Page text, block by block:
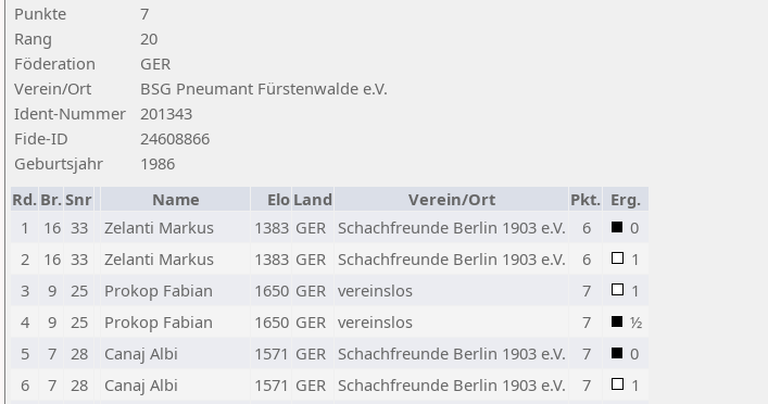
Punkte
7
Rang
20
Föderation
GER
Verein/Ort
BSG Pneumant Fürstenwalde e.V.
Ident-Nummer
201343
Fide-ID
24608866
Geburtsjahr
1986
Rd. Br.Snr Name Elo Land Verein/Ort Pkt. Erg.
1
16 33 Zelanti Markus 1383 GER Schachfreunde Berlin 1903 e.V. 6
0
2
16 33 Zelanti Markus 1383 GER Schachfreunde Berlin 1903 e.V. 6
1
3
9 25 Prokop Fabian 1650 GER vereinslos 7
1
4
9 25 Prokop Fabian 1650 GER vereinslos 7
½
5
7 28 Canaj Albi 1571 GER Schachfreunde Berlin 1903 e.V. 7
0
6
7 28 Canaj Albi 1571 GER Schachfreunde Berlin 1903 e.V. 7 1